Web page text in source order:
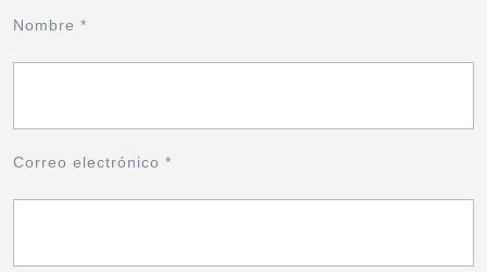
Nombre *
Correo electrónico *